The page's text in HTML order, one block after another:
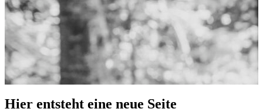
Hier entsteht eine neue Seite